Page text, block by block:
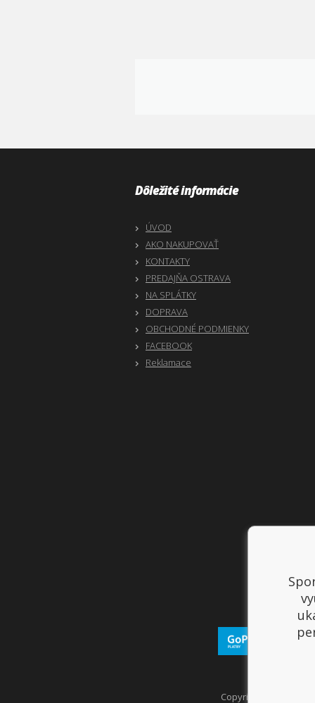
Dôležité informácie
ÚVOD
AKO NAKUPOVAŤ
KONTAKTY
PREDAJŇA OSTRAVA
NA SPLÁTKY
DOPRAVA
OBCHODNÉ PODMIENKY
FACEBOOK
Reklamace
Copyright © 2017